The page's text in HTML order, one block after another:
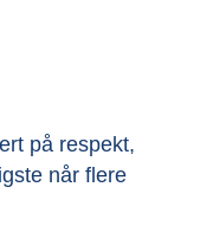
på respekt,
når flere